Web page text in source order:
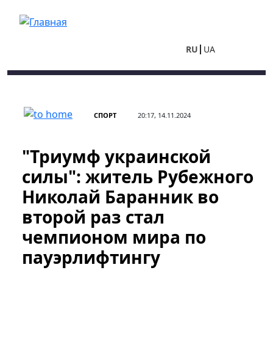
RU UA
СПОРТ 20:17, 14.11.2024
"Триумф украинской
силы": житель Рубежного
Николай Баранник во
второй раз стал
чемпионом мира по
пауэрлифтингу